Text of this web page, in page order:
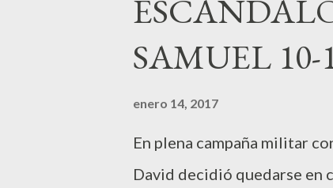
rasgarse la ropa y echarse
manera incestuosa, había
administración, con el fin
vivir en esta época y lugar,
apoyo y los recursos que
SAMUEL 10-
enero 14, 2017
En plena campaña militar
David decidió quedarse en